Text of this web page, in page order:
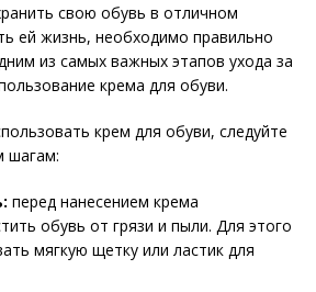
свою обувь в отличном
ей жизнь, необходимо правильно
из самых важных этапов ухода за
крема для обуви.
крем для обуви, следуйте
шагам:
перед нанесением крема
обувь от грязи и пыли. Для этого
мягкую щетку или ластик для